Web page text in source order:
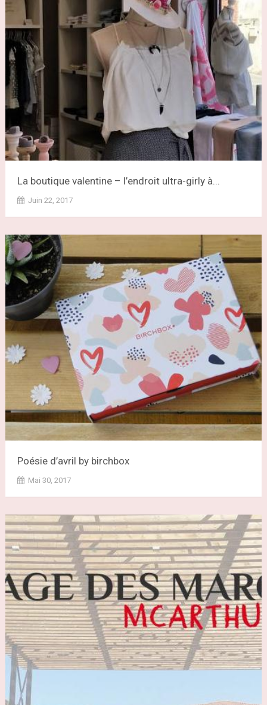
La boutique valentine – l’endroit ultra-girly à...
Juin 22, 2017
Poésie d’avril by birchbox
Mai 30, 2017